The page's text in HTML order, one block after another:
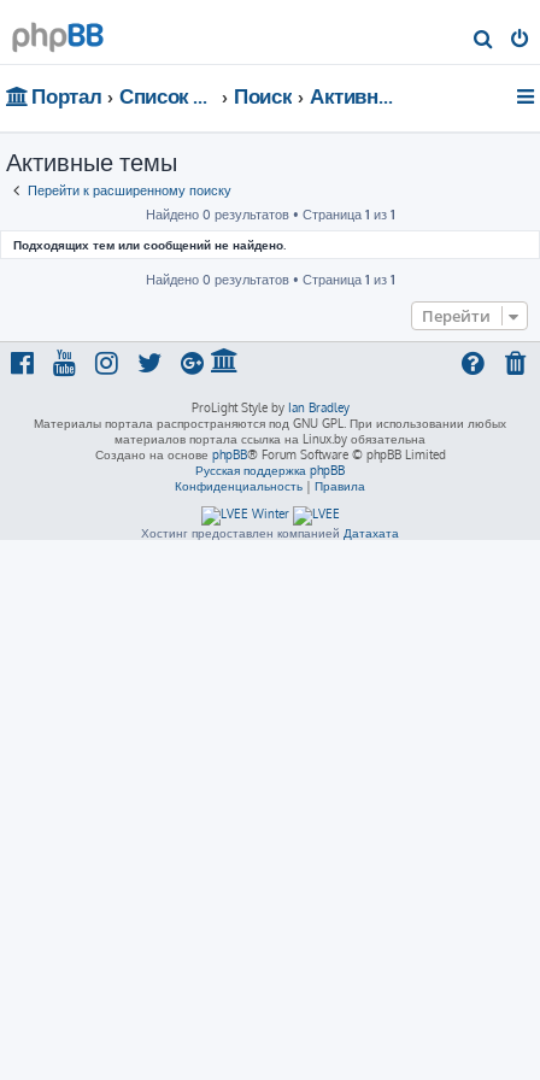
о
Портал Список форумов Поиск Активные темы
Активные темы
Перейти к расширенному поиску
Найдено 0 результатов • Страница 1 из 1
Подходящих тем или сообщений не найдено.
Найдено 0 результатов • Страница 1 из 1
Перейти
ProLight Style by Ian Bradley
Материалы портала распространяются под GNU GPL. При использовании любых
материалов портала ссылка на Linux.by обязательна
Создано на основе phpBB® Forum Software © phpBB Limited
Русская поддержка phpBB
Конфиденциальность | Правила
Хостинг предоставлен компанией Датахата